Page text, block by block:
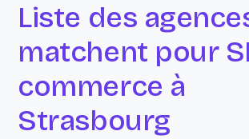
Liste des
matchent pour
commerce à
Strasbourg